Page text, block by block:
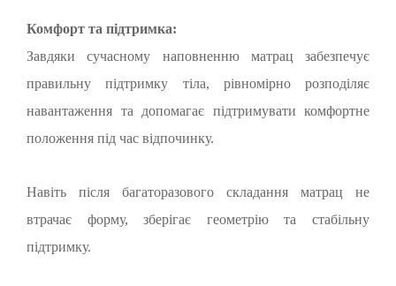
Комфорт та підтримка:
Завдяки сучасному наповненню матрац забезпечує
правильну підтримку тіла, рівномірно розподіляє
навантаження та допомагає підтримувати комфортне
положення під час відпочинку.
Навіть після багаторазового складання матрац не
втрачає форму, зберігає геометрію та стабільну
підтримку.